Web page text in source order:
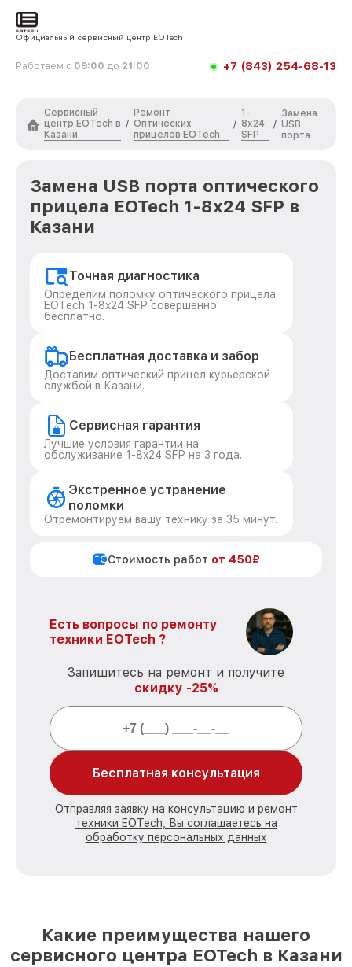
Официальный сервисный центр EOTech
Работаем с 09:00 до 21:00 +7 (843) 254-68-13
Сервисный
центр EOTech в
Казани
/
Ремонт
Оптических
прицелов EOTech
/
1-
8x24
SFP
/
Замена
USB
порта
Замена USB порта оптического
прицела EOTech 1-8x24 SFP в
Казани
Точная диагностика
Определим поломку оптического прицела
EOTech 1-8x24 SFP совершенно
бесплатно.
Бесплатная доставка и забор
Доставим оптический прицел курьерской
службой в Казани.
Сервисная гарантия
Лучшие условия гарантии на
обслуживание 1-8x24 SFP на 3 года.
Экстренное устранение
поломки
Отремонтируем вашу технику за 35 минут.
Стоимость работ от 450₽
Есть вопросы по ремонту
техники EOTech ?
Запишитесь на ремонт и получите
скидку -25%
Бесплатная консультация
Отправляя заявку на консультацию и ремонт
техники EOTech, Вы соглашаетесь на
обработку персональных данных
Какие преимущества нашего
сервисного центра EOTech в Казани